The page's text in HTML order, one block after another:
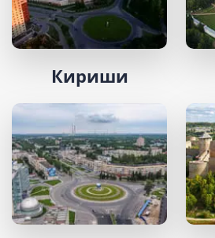
Кириши